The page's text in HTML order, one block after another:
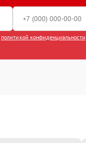
политикой конфиденциальности